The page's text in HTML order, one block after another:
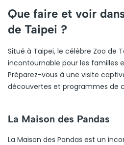
Que faire et voir
de Taipei ?
Situé à Taipei, le célèbre Zoo de
incontournable pour les familles
Préparez-vous à une visite
découvertes et programmes de
La Maison des Pandas
La Maison des Pandas est un